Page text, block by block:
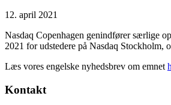
12. april 2021
Nasdaq Copenhagen genindfører særlige
2021 for udstedere på Nasdaq Stockholm,
Læs vores engelske nyhedsbrev om emnet
Kontakt